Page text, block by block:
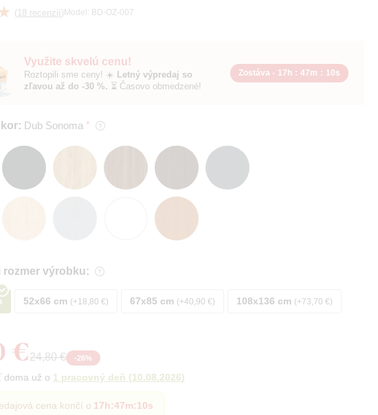
( 18 recenzií) Model: BD-OZ-007
Využite skvelú cenu!
Roztopili sme ceny! ☀️ Letný výpredaj so zľavou
až do -30 %.⏳ Časovo obmedzené!
Zostáva - 17h : 47m : 8s
Dub Sonoma
rozmer výrobku:
52x66 cm +18,80 € 67x85 cm +40,90 € 108x136 cm +73,70 €
€24,80 € -26%
doma už o 1 pracovný deň (10.08.2026)
cena končí o 17h:47m:8s